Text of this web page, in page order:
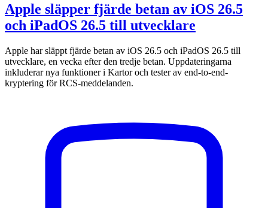
Apple släpper fjärde betan av iOS 26.5
och iPadOS 26.5 till utvecklare
Apple har släppt fjärde betan av iOS 26.5 och iPadOS 26.5 till
utvecklare, en vecka efter den tredje betan. Uppdateringarna
inkluderar nya funktioner i Kartor och tester av end-to-end-
kryptering för RCS-meddelanden.